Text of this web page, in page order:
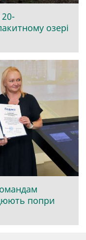
озері
попри